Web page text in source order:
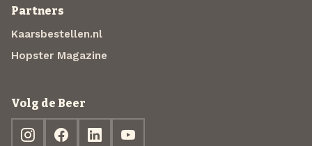
Partners
Kaarsbestellen.nl
Hopster Magazine
Volg de Beer